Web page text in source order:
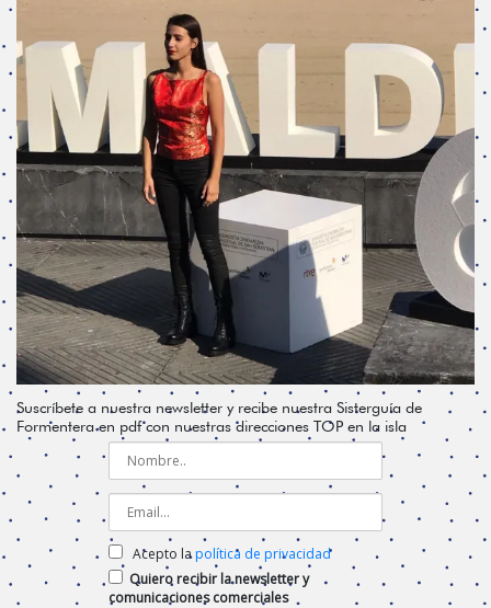
Suscríbete a nuestra newsletter y recibe nuestra Sisterguía de
Formentera en pdf con nuestras direcciones TOP en la isla
Acepto lapolítica de privacidad
Quiero recibir la newsletter y
comunicaciones comerciales